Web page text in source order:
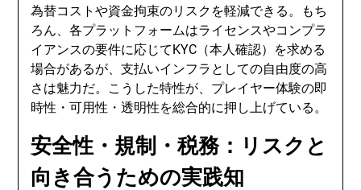
為替コストや資金拘束のリスクを軽減できる。もち
ろん、各プラットフォームはライセンスやコンプラ
イアンスの要件に応じてKYC（本人確認）を求める
場合があるが、支払いインフラとしての自由度の高
さは魅力だ。こうした特性が、プレイヤー体験の即
時性・可用性・透明性を総合的に押し上げている。
安全性・規制・税務：リスクと
向き合うための実践知